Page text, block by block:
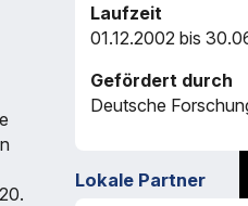
Laufzeit
01.12.2002 bis
Gefördert durch
Deutsche
Lokale Partner